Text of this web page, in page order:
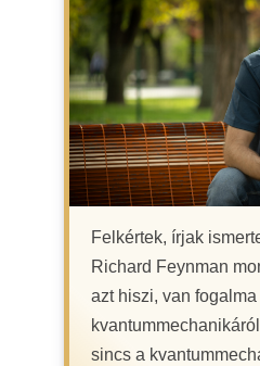
Felkértek, írjak
Richard Feynman
azt hiszi, van fogalma
sincs a